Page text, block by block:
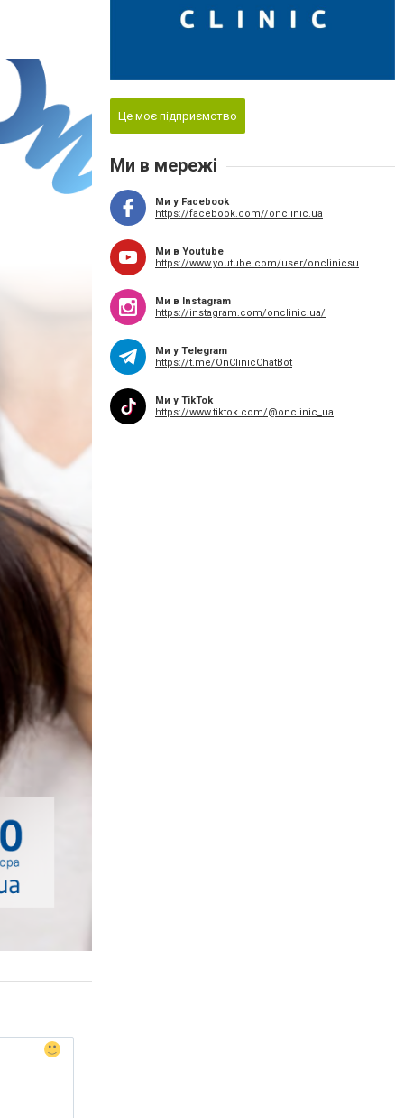
Це моє підприємство
Ми в мережі
Ми у Facebook
https://facebook.com//onclinic.ua
Ми в Youtube
https://www.youtube.com/user/onclinicsu
Ми в Instagram
https://instagram.com/onclinic.ua/
Ми у Telegram
https://t.me/OnClinicChatBot
Ми у TikTok
https://www.tiktok.com/@onclinic_ua